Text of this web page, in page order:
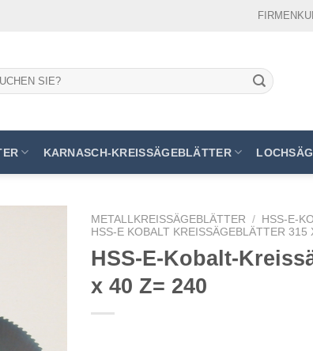
KARNASCH-KREISSÄGEBLÄTTER
hinzufügen
METALLKREISSÄGEBLÄTTER / HSS-E-
HSS-E KOBALT KREISSÄGEBLÄTTER 315
HSS-E-Kobalt-
x 40 Z= 240